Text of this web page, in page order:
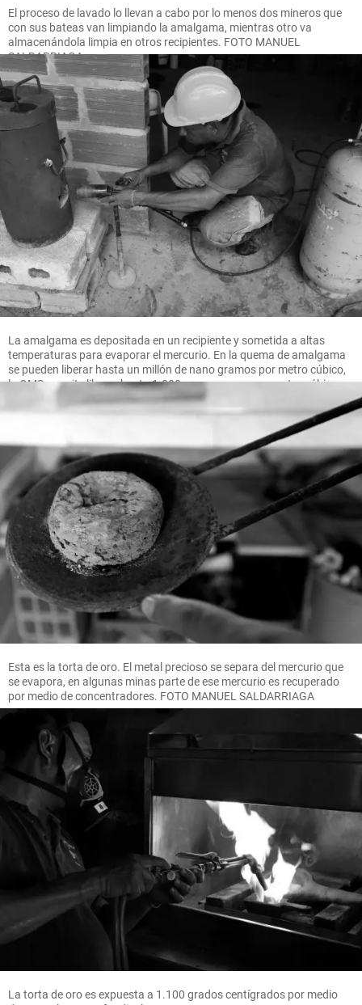
El proceso de lavado lo llevan a cabo por lo menos dos mineros que
con sus bateas van limpiando la amalgama, mientras otro va
almacenándola limpia en otros recipientes. FOTO MANUEL
SALDARRIAGA
La amalgama es depositada en un recipiente y sometida a altas
temperaturas para evaporar el mercurio. En la quema de amalgama
se pueden liberar hasta un millón de nano gramos por metro cúbico,
la OMS permite liberar hasta 1.000 nano gramos por metro cúbico.
Esta es la torta de oro. El metal precioso se separa del mercurio que
se evapora, en algunas minas parte de ese mercurio es recuperado
por medio de concentradores. FOTO MANUEL SALDARRIAGA
La torta de oro es expuesta a 1.100 grados centígrados por medio